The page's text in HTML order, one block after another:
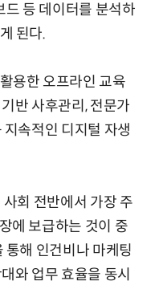
드 등 데이터를 분석하
된다.
용한 오프라인 교육
반 사후관리, 전문가
속적인 디지털 자생
회 전반에서 가장 주
에 보급하는 것이 중
통해 인건비나 마케팅
와 업무 효율을 동시